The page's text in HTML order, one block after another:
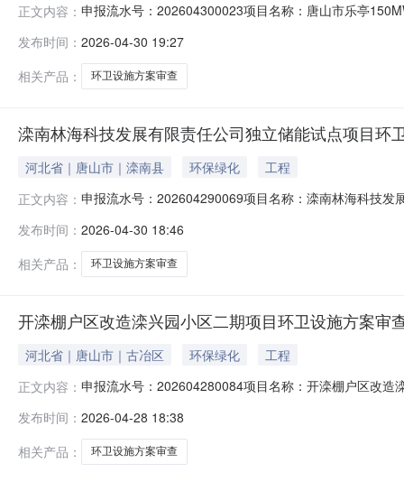
正文内容： 申报流水号：202604300023项目名称：唐山市乐亭
发布时间： 2026-04-30 19:27
相关产品：
环卫设施方案审查
滦南林海科技发展有限责任公司独立储能试点项目环
河北省｜唐山市｜滦南县 环保绿化
工程
正文内容： 申报流水号：202604290069项目名称：滦南林海科技发
发布时间： 2026-04-30 18:46
相关产品：
环卫设施方案审查
开滦棚户区改造滦兴园小区二期项目环卫设施方案审
河北省｜唐山市｜古冶区 环保绿化
工程
正文内容： 申报流水号：202604280084项目名称：开滦棚户区改
发布时间： 2026-04-28 18:38
相关产品：
环卫设施方案审查